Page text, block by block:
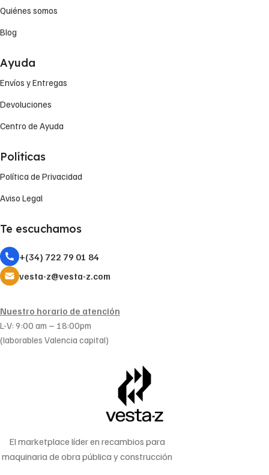
Quiénes somos
Blog
Ayuda
Envíos y Entregas
Devoluciones
Centro de Ayuda
Políticas
Política de Privacidad
Aviso Legal
Te escuchamos
+(34) 722 79 01 84
vesta-z@vesta-z.com
Nuestro horario de atención
L-V: 9:00 am – 18:00pm
(laborables Valencia capital)
El marketplace líder en recambios para
maquinaria de obra pública y construcción